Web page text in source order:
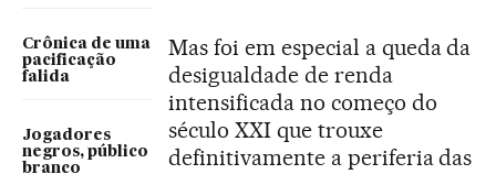
Crônica de uma
pacificação
falida
Jogadores
negros, público
branco
Mas foi em especial a queda da
desigualdade de renda
intensificada no começo do
século XXI que trouxe
definitivamente a periferia das